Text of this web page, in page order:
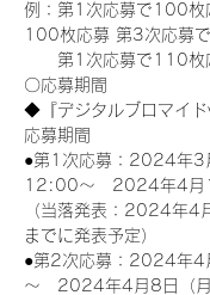
例：第1次応募で100枚
100枚応募 第3次応募
第1次応募で110枚
〇応募期間
◆『デジタルブロマイ
応募期間
●第1次応募：2024年3
12:00～　2024年4月
（当落発表：2024年
までに発表予定）
●第2次応募：2024年
～　2024年4月8日（